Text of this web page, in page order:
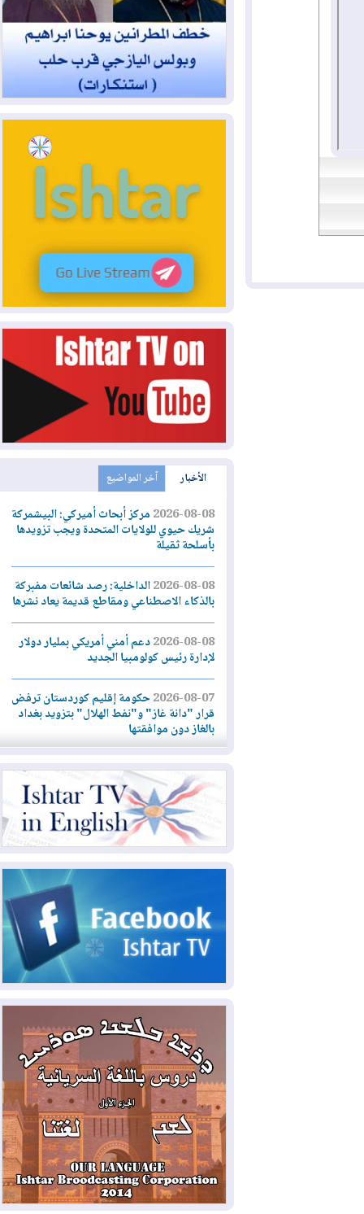
الأخبار آخر المواضيع
2026-08-08مركز أبحاث أميركي: البيشمركة
شريك حيوي للولايات المتحدة ويجب تزويدها
بأسلحة ثقيلة
2026-08-08الداخلية: رصد شائعات مفبركة
بالذكاء الاصطناعي ومقاطع قديمة يعاد نشرها
2026-08-08دعم أمني أمريكي بمليار دولار
لإدارة رئيس كولومبيا الجديد
2026-08-07حكومة إقليم كوردستان ترفض
قرار "دانة غاز" و"نفط الهلال" بتزويد بغداد
بالغاز دون موافقتها
2026-08-07القوات المسلحة العراقية: خطة
أمنية لإجهاض هجمة محتملة على السعودية
2026-08-07الاستخبارات الأميركية: بوتين
قد يختبر تماسك الناتو بهجوم محدود
نيجيرفان بارزاني حول اجتماع
"إدارة الدولة": أكدنا دعم تنفيذ البرنامج
الحكومي وأهمية حصر السلاح
2026-08-06ائتلاف ادارة الدولة: من
يقومون بسلوك يهدد امن البلاد خارجون عن
القانون يجب محاربتهم
2026-08-06بعد هجومين قرب باب المندب..
تحذيرات من تصعيد يهدد الملاحة في البحر
الأحمر
2026-08-06 مئات القاصرين بلا مأوى.. أزمة
سبتة تتصاعد وتضغط على مدريد
2026-08-05
لمدة عام.. بدء توريد 100
مليون قدم مكعب يومياً من غاز كورمور في
إقليم كوردستان إلى وزارة الكهرباء العراقية